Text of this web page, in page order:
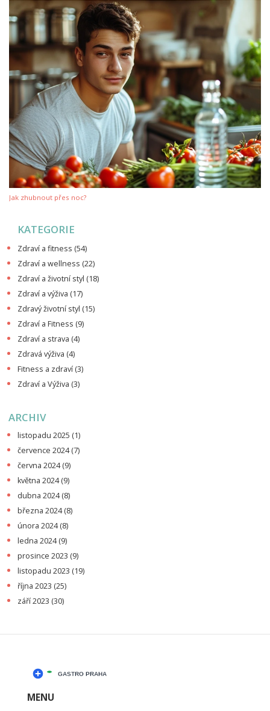
Jak zhubnout přes noc?
KATEGORIE
Zdraví a fitness (54)
Zdraví a wellness (22)
Zdraví a životní styl (18)
Zdraví a výživa (17)
Zdravý životní styl (15)
Zdraví a Fitness (9)
Zdraví a strava (4)
Zdravá výživa (4)
Fitness a zdraví (3)
Zdraví a Výživa (3)
ARCHIV
listopadu 2025 (1)
července 2024(7)
června 2024(9)
května 2024(9)
dubna 2024(8)
března 2024(8)
února 2024(8)
ledna 2024(9)
prosince 2023 (9)
listopadu 2023 (19)
října 2023 (25)
září 2023 (30)
MENU